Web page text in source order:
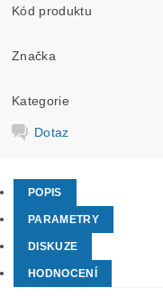
Kód produktu
Značka
Kategorie
Dotaz
POPIS
PARAMETRY
DISKUZE
HODNOCENÍ